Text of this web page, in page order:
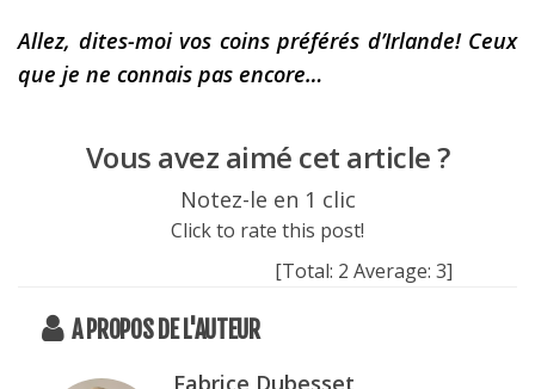
Allez, dites-moi vos coins préférés d’Irlande! Ceux
que je ne connais pas encore…
Vous avez aimé cet article ?
Notez-le en 1 clic
Click to rate this post!
[Total: 2 Average: 3]
A PROPOS DE L'AUTEUR